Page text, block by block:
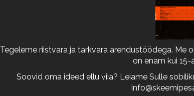
Tegeleme riistvara ja tarkvara arendustöödega. Me
on enam kui
Soovid oma ideed ellu viia? Leiame Sulle